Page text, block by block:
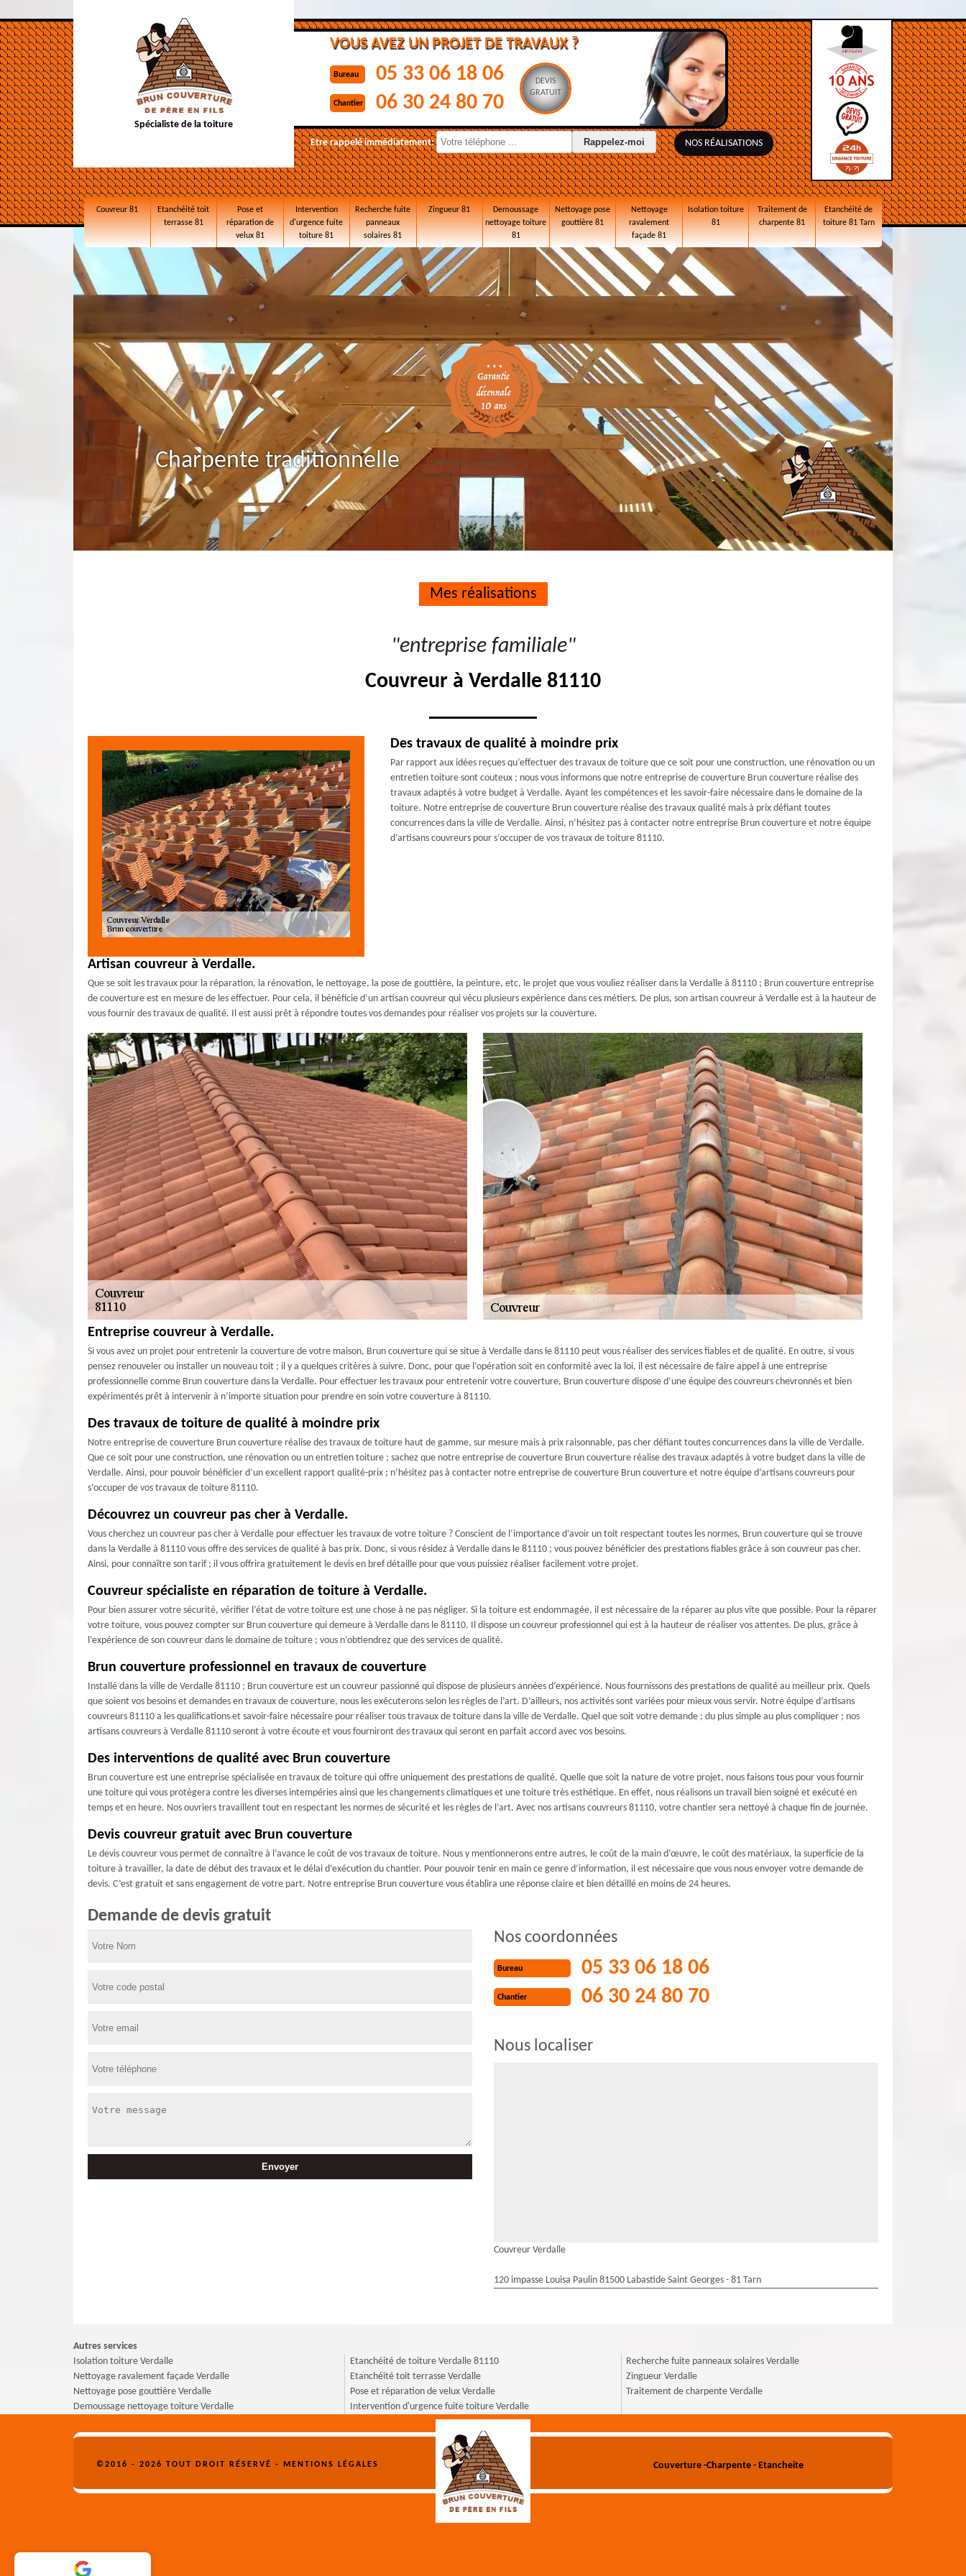
Spécialiste de la toiture
VOUS AVEZ UN PROJET DE TRAVAUX ?
Bureau 05 33 06 18 06
Chantier 06 30 24 80 70
DEVIS
GRATUIT
Etre rappelé immédiatement: NOS RÉALISATIONS
Couvreur 81
Etanchéité toit
terrasse 81
Pose et
réparation de
velux 81
Intervention
d'urgence fuite
toiture 81
Recherche fuite
panneaux
solaires 81
Zingueur 81
Demoussage
nettoyage toiture
81
Nettoyage pose
gouttière 81
Nettoyage
ravalement
façade 81
Isolation toiture
81
Traitement de
charpente 81
Etanchéité de
toiture 81 Tarn
Charpente traditionnelle
Mes réalisations
"entreprise familiale"
Couvreur à Verdalle 81110
Des travaux de qualité à moindre prix
Par rapport aux idées reçues qu’effectuer des travaux de toiture que ce soit pour une construction, une rénovation ou un
entretien toiture sont couteux ; nous vous informons que notre entreprise de couverture Brun couverture réalise des
travaux adaptés à votre budget à Verdalle. Ayant les compétences et les savoir-faire nécessaire dans le domaine de la
toiture. Notre entreprise de couverture Brun couverture réalise des travaux qualité mais à prix défiant toutes
concurrences dans la ville de Verdalle. Ainsi, n’hésitez pas à contacter notre entreprise Brun couverture et notre équipe
d’artisans couvreurs pour s’occuper de vos travaux de toiture 81110.
Artisan couvreur à Verdalle.
Que se soit les travaux pour la réparation, la rénovation, le nettoyage, la pose de gouttière, la peinture, etc, le projet que vous vouliez réaliser dans la Verdalle à 81110 ; Brun couverture entreprise
de couverture est en mesure de les effectuer. Pour cela, il bénéficie d’un artisan couvreur qui vécu plusieurs expérience dans ces métiers. De plus, son artisan couvreur à Verdalle est à la hauteur de
vous fournir des travaux de qualité. Il est aussi prêt à répondre toutes vos demandes pour réaliser vos projets sur la couverture.
Entreprise couvreur à Verdalle.
Si vous avez un projet pour entretenir la couverture de votre maison, Brun couverture qui se situe à Verdalle dans le 81110 peut vous réaliser des services fiables et de qualité. En outre, si vous
pensez renouveler ou installer un nouveau toit ; il y a quelques critères à suivre. Donc, pour que l’opération soit en conformité avec la loi, il est nécessaire de faire appel à une entreprise
professionnelle comme Brun couverture dans la Verdalle. Pour effectuer les travaux pour entretenir votre couverture, Brun couverture dispose d’une équipe des couvreurs chevronnés et bien
expérimentés prêt à intervenir à n’importe situation pour prendre en soin votre couverture à 81110.
Des travaux de toiture de qualité à moindre prix
Notre entreprise de couverture Brun couverture réalise des travaux de toiture haut de gamme, sur mesure mais à prix raisonnable, pas cher défiant toutes concurrences dans la ville de Verdalle.
Que ce soit pour une construction, une rénovation ou un entretien toiture ; sachez que notre entreprise de couverture Brun couverture réalise des travaux adaptés à votre budget dans la ville de
Verdalle. Ainsi, pour pouvoir bénéficier d’un excellent rapport qualité-prix ; n’hésitez pas à contacter notre entreprise de couverture Brun couverture et notre équipe d’artisans couvreurs pour
s’occuper de vos travaux de toiture 81110.
Découvrez un couvreur pas cher à Verdalle.
Vous cherchez un couvreur pas cher à Verdalle pour effectuer les travaux de votre toiture ? Conscient de l’importance d’avoir un toit respectant toutes les normes, Brun couverture qui se trouve
dans la Verdalle à 81110 vous offre des services de qualité à bas prix. Donc, si vous résidez à Verdalle dans le 81110 ; vous pouvez bénéficier des prestations fiables grâce à son couvreur pas cher.
Ainsi, pour connaître son tarif ; il vous offrira gratuitement le devis en bref détaille pour que vous puissiez réaliser facilement votre projet.
Couvreur spécialiste en réparation de toiture à Verdalle.
Pour bien assurer votre sécurité, vérifier l’état de votre toiture est une chose à ne pas négliger. Si la toiture est endommagée, il est nécessaire de la réparer au plus vite que possible. Pour la réparer
votre toiture, vous pouvez compter sur Brun couverture qui demeure à Verdalle dans le 81110. Il dispose un couvreur professionnel qui est à la hauteur de réaliser vos attentes. De plus, grâce à
l’expérience de son couvreur dans le domaine de toiture ; vous n’obtiendrez que des services de qualité.
Brun couverture professionnel en travaux de couverture
Installé dans la ville de Verdalle 81110 ; Brun couverture est un couvreur passionné qui dispose de plusieurs années d’expérience. Nous fournissons des prestations de qualité au meilleur prix. Quels
que soient vos besoins et demandes en travaux de couverture, nous les exécuterons selon les règles de l’art. D’ailleurs, nos activités sont variées pour mieux vous servir. Notre équipe d’artisans
couvreurs 81110 a les qualifications et savoir-faire nécessaire pour réaliser tous travaux de toiture dans la ville de Verdalle. Quel que soit votre demande ; du plus simple au plus compliquer ; nos
artisans couvreurs à Verdalle 81110 seront à votre écoute et vous fourniront des travaux qui seront en parfait accord avec vos besoins.
Des interventions de qualité avec Brun couverture
Brun couverture est une entreprise spécialisée en travaux de toiture qui offre uniquement des prestations de qualité. Quelle que soit la nature de votre projet, nous faisons tous pour vous fournir
une toiture qui vous protègera contre les diverses intempéries ainsi que les changements climatiques et une toiture très esthétique. En effet, nous réalisons un travail bien soigné et exécuté en
temps et en heure. Nos ouvriers travaillent tout en respectant les normes de sécurité et les règles de l’art. Avec nos artisans couvreurs 81110, votre chantier sera nettoyé à chaque fin de journée.
Devis couvreur gratuit avec Brun couverture
Le devis couvreur vous permet de connaître à l’avance le coût de vos travaux de toiture. Nous y mentionnerons entre autres, le coût de la main d’œuvre, le coût des matériaux, la superficie de la
toiture à travailler, la date de début des travaux et le délai d’exécution du chantier. Pour pouvoir tenir en main ce genre d’information, il est nécessaire que vous nous envoyer votre demande de
devis. C’est gratuit et sans engagement de votre part. Notre entreprise Brun couverture vous établira une réponse claire et bien détaillé en moins de 24 heures.
Demande de devis gratuit
Nos coordonnées
Bureau 05 33 06 18 06
Chantier 06 30 24 80 70
Nous localiser
Couvreur Verdalle
120 impasse Louisa Paulin 81500 Labastide Saint Georges - 81 Tarn
Autres services
Isolation toiture Verdalle
Nettoyage ravalement façade Verdalle
Nettoyage pose gouttière Verdalle
Demoussage nettoyage toiture Verdalle
Etanchéité de toiture Verdalle 81110
Etanchéité toit terrasse Verdalle
Pose et réparation de velux Verdalle
Intervention d'urgence fuite toiture Verdalle
Recherche fuite panneaux solaires Verdalle
Zingueur Verdalle
Traitement de charpente Verdalle
©2016 - 2026 TOUT DROIT RÉSERVÉ - MENTIONS LÉGALES Couverture -Charpente - Etancheite